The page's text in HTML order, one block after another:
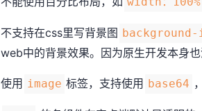
不支持在css里写背景图 background-
web中的背景效果。因为原生开发本身
使用 image 标签，支持使用 base64